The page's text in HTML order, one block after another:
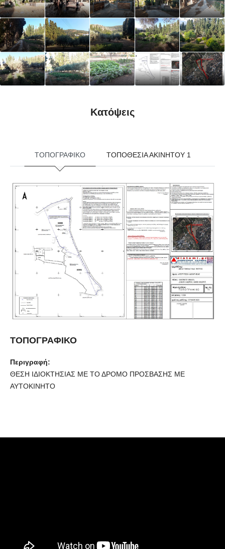
Κατόψεις
ΤΟΠΟΓΡΑΦΙΚΟ ΤΟΠΟΘΕΣΙΑ ΑΚΙΝΗΤΟΥ 1
ΤΟΠΟΓΡΑΦΙΚΟ
Περιγραφή:
ΘΕΣΗ ΙΔΙΟΚΤΗΣΙΑΣ ΜΕ ΤΟ ΔΡΟΜΟ ΠΡΟΣΒΑΣΗΣ ΜΕ
ΑΥΤΟΚΙΝΗΤΟ